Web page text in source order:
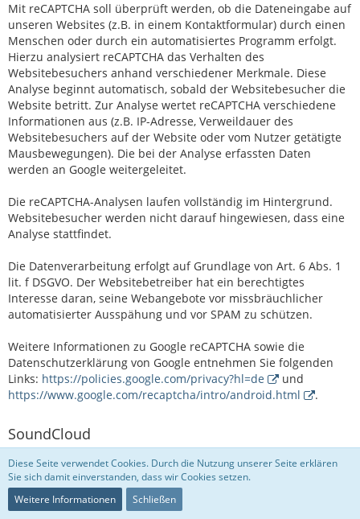
Mit reCAPTCHA soll überprüft werden, ob die Dateneingabe auf
unseren Websites (z.B. in einem Kontaktformular) durch einen
Menschen oder durch ein automatisiertes Programm erfolgt.
Hierzu analysiert reCAPTCHA das Verhalten des
Websitebesuchers anhand verschiedener Merkmale. Diese
Analyse beginnt automatisch, sobald der Websitebesucher die
Website betritt. Zur Analyse wertet reCAPTCHA verschiedene
Informationen aus (z.B. IP-Adresse, Verweildauer des
Websitebesuchers auf der Website oder vom Nutzer getätigte
Mausbewegungen). Die bei der Analyse erfassten Daten
werden an Google weitergeleitet.
Die reCAPTCHA-Analysen laufen vollständig im Hintergrund.
Websitebesucher werden nicht darauf hingewiesen, dass eine
Analyse stattfindet.
Die Datenverarbeitung erfolgt auf Grundlage von Art. 6 Abs. 1
lit. f DSGVO. Der Websitebetreiber hat ein berechtigtes
Interesse daran, seine Webangebote vor missbräuchlicher
automatisierter Ausspähung und vor SPAM zu schützen.
Weitere Informationen zu Google reCAPTCHA sowie die
Datenschutzerklärung von Google entnehmen Sie folgenden
Links: https://policies.google.com/privacy?hl=de
und
https://www.google.com/recaptcha/intro/android.html
.
SoundCloud
Auf unseren Seiten können Plugins des sozialen Netzwerks
SoundCloud (SoundCloud Limited, Berners House, 47-48
Berners Street, London W1T 3NF, Großbritannien.) integriert
sein. Die SoundCloud-Plugins erkennen Sie an dem
Diese Seite verwendet Cookies. Durch die Nutzung unserer Seite erklären
Sie sich damit einverstanden, dass wir Cookies setzen.
Weitere Informationen
Schließen